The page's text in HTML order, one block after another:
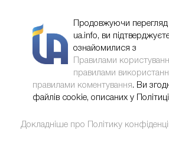
Продовжуючи
ua.info, ви
ознайомилися з
Правилами
правилами
правилами коментування. Ви
файлів cookie, описаних у
Докладніше про Політику